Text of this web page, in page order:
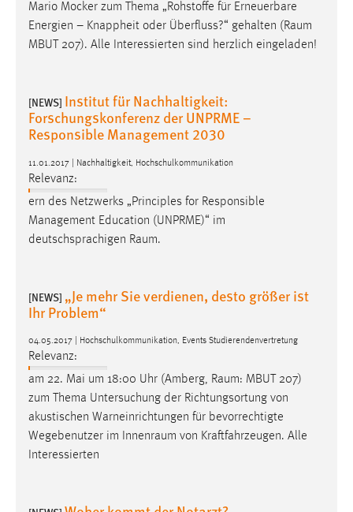
Mario Mocker zum Thema „Rohstoffe für Erneuerbare
Energien – Knappheit oder Überfluss?“ gehalten (Raum
MBUT 207). Alle Interessierten sind herzlich eingeladen!
[NEWS] Institut für Nachhaltigkeit:
Forschungskonferenz der UNPRME –
Responsible Management 2030
11.01.2017 | Nachhaltigkeit, Hochschulkommunikation
Relevanz:
ern des Netzwerks „Principles for Responsible
Management Education (UNPRME)“ im
deutschsprachigen Raum.
[NEWS] „Je mehr Sie verdienen, desto größer ist
Ihr Problem“
04.05.2017 | Hochschulkommunikation, Events Studierendenvertretung
Relevanz:
am 22. Mai um 18:00 Uhr (Amberg, Raum: MBUT 207)
zum Thema Untersuchung der Richtungsortung von
akustischen Warneinrichtungen für bevorrechtigte
Wegebenutzer im
Innenraum von Kraftfahrzeugen. Alle
Interessierten